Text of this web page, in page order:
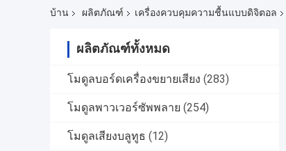
บ้าน ผลิตภัณฑ์ เครื่องควบคุมความชื้นแบบดิจิตอล
ผลิตภัณฑ์ทั้งหมด
โมดูลบอร์ดเครื่องขยายเสียง (283)
โมดูลพาวเวอร์ซัพพลาย (254)
โมดูลเสียงบลูทูธ (12)